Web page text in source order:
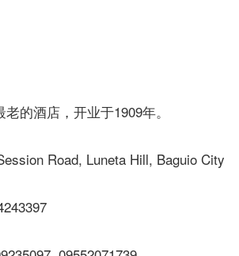
酒店，开业于1909年。
Road, Luneta Hill, Baguio City